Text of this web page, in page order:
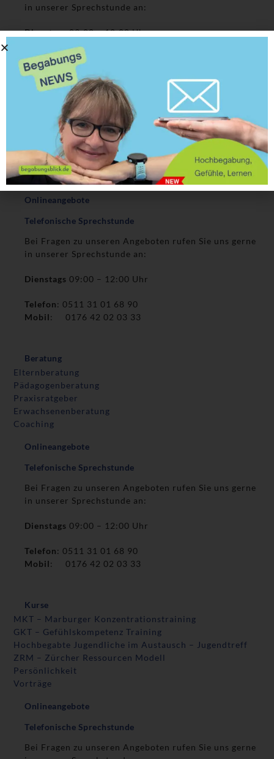
in unserer Sprechstunde an:
Dienstags09:00 – 12:00 Uhr
Telefon: 0511 31 01 68 90
Mobil
: 0176 42 02 03 33
Über uns
Claudia Völkening
Kristian Stelter
Die Praxis
Haltung
Kontakt
Onlineangebote
Telefonische Sprechstunde
Bei Fragen zu unseren Angeboten rufen Sie uns gerne
in unserer Sprechstunde an:
Dienstags09:00 – 12:00 Uhr
Telefon: 0511 31 01 68 90
Mobil: 0176 42 02 03 33
Beratung
Elternberatung
Pädagogenberatung
Praxisratgeber
Erwachsenenberatung
Coaching
Onlineangebote
Telefonische Sprechstunde
Bei Fragen zu unseren Angeboten rufen Sie uns gerne
in unserer Sprechstunde an:
Dienstags09:00 – 12:00 Uhr
Telefon: 0511 31 01 68 90
Mobil: 0176 42 02 03 33
Kurse
MKT – Marburger Konzentrationstraining
GKT – Gefühlskompetenz Training
Hochbegabte Jugendliche im Austausch – Jugendtreff
ZRM – Zürcher Ressourcen Modell
Persönlichkeit
Vorträge
Onlineangebote
Telefonische Sprechstunde
Bei Fragen zu unseren Angeboten rufen Sie uns gerne